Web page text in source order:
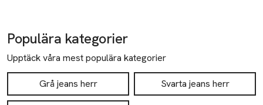
Populära kategorier
Upptäck våra mest populära kategorier
Grå jeans herr Svarta jeans herr